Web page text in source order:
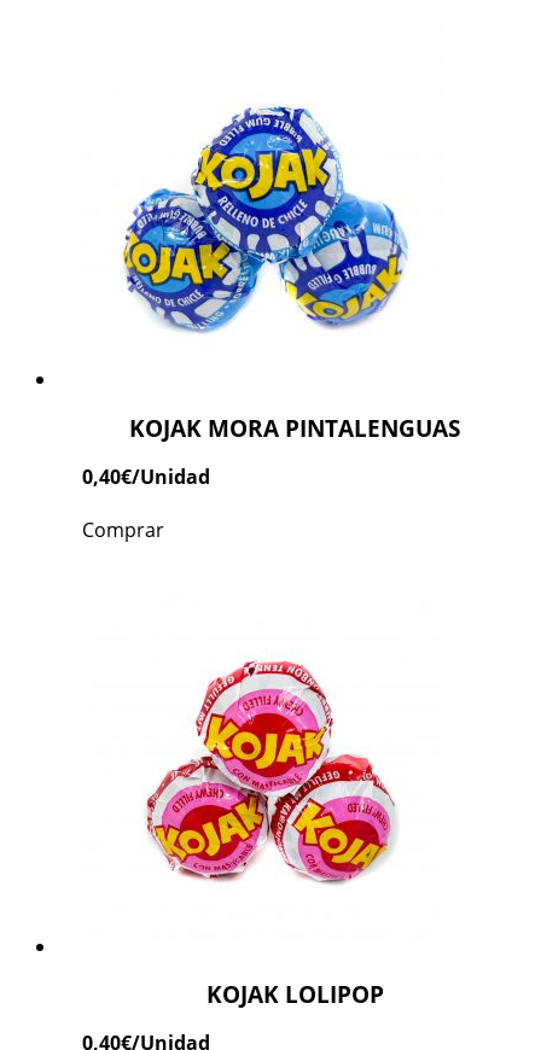
KOJAK MORA PINTALENGUAS
0,40€/Unidad
Comprar
KOJAK LOLIPOP
0,40€/Unidad